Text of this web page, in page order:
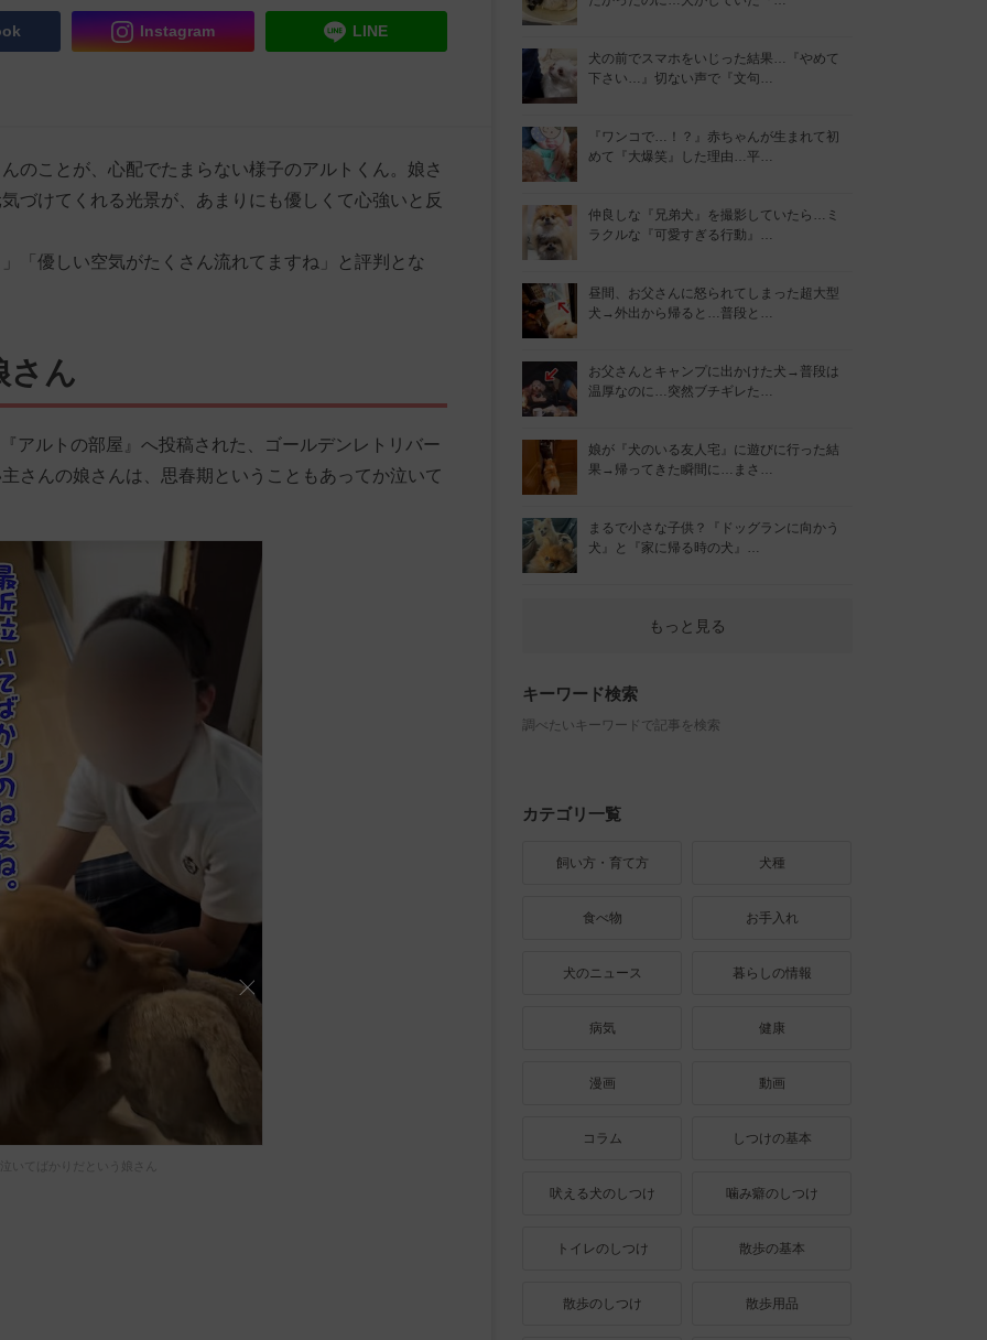
Instagram LINE
のことが、心配でたまらない様子のアルトくん。娘さ
づけてくれる光景が、あまりにも優しくて心強いと反
「優しい空気がたくさん流れてますね」と評判とな
さん
アルトの部屋』へ投稿された、ゴールデンレトリバー
さんの娘さんは、思春期ということもあってか泣いて
いてばかりだという娘さん
犬の前でスマホをいじった結果…『やめて
下さい…』切ない声で『文句…
『ワンコで…！？』赤ちゃんが生まれて初
めて『大爆笑』した理由…平…
仲良しな『兄弟犬』を撮影していたら…ミ
ラクルな『可愛すぎる行動』…
昼間、お父さんに怒られてしまった超大型
犬→外出から帰ると…普段と…
お父さんとキャンプに出かけた犬→普段は
温厚なのに…突然ブチギレた…
娘が『犬のいる友人宅』に遊びに行った結
果→帰ってきた瞬間に…まさ…
まるで小さな子供？『ドッグランに向かう
犬』と『家に帰る時の犬』…
もっと見る
キーワード検索
調べたいキーワードで記事を検索
カテゴリ一覧
飼い方・育て方 犬種
食べ物 お手入れ
犬のニュース 暮らしの情報
病気 健康
漫画 動画
コラム しつけの基本
吠える犬のしつけ 噛み癖のしつけ
トイレのしつけ 散歩の基本
散歩のしつけ 散歩用品